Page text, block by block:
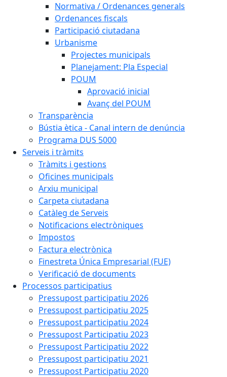
Normativa / Ordenances generals
Ordenances fiscals
Participació ciutadana
Urbanisme
Projectes municipals
Planejament: Pla Especial
POUM
Aprovació inicial
Avanç del POUM
Transparència
Bústia ètica - Canal intern de denúncia
Programa DUS 5000
Serveis i tràmits
Tràmits i gestions
Oficines municipals
Arxiu municipal
Carpeta ciutadana
Catàleg de Serveis
Notificacions electròniques
Impostos
Factura electrònica
Finestreta Única Empresarial (FUE)
Verificació de documents
Processos participatius
Pressupost participatiu 2026
Pressupost participatiu 2025
Pressupost participatiu 2024
Pressupost Participatiu 2023
Pressupost Participatiu 2022
Pressupost participatiu 2021
Pressupost Participatiu 2020